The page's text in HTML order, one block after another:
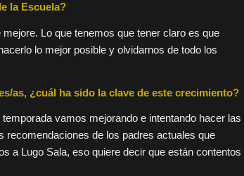
la Escuela?
Lo que tenemos que tener claro es que
lo mejor posible y olvidarnos de todo los
as, ¿cuál ha sido la clave de este crecimiento?
vamos mejorando e intentando hacer las
recomendaciones de los padres actuales que
a Lugo Sala, eso quiere decir que están contentos